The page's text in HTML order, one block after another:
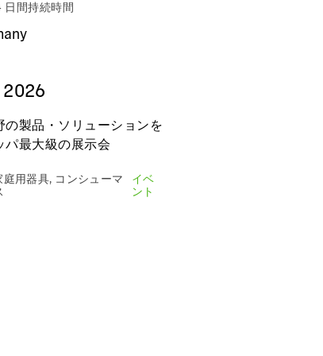
日間持続時間
の製品・ソリューションを
パ最大級の展示会
庭用器具, コンシューマ
イベ
ント